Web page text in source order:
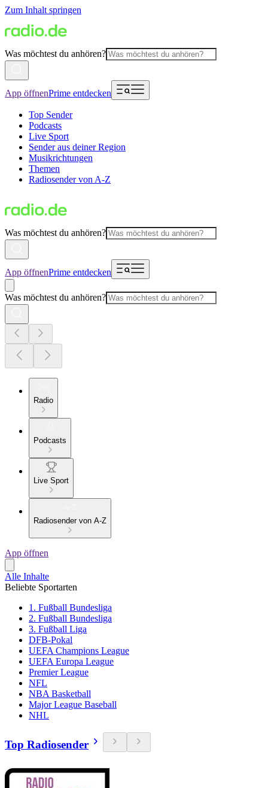
Zum Inhalt springen
Was möchtest du anhören?
App öffnenPrime entdecken
Top Sender
Podcasts
Live Sport
Sender aus deiner Region
Musikrichtungen
Themen
Radiosender von A-Z
Was möchtest du anhören?
App öffnenPrime entdecken
Was möchtest du anhören?
Radio
Podcasts
Live Sport
Radiosender von A-Z
App öffnen
Alle Inhalte
Beliebte Sportarten
1. Fußball Bundesliga
2. Fußball Bundesliga
3. Fußball Liga
DFB-Pokal
UEFA Champions League
UEFA Europa League
Premier League
NFL
NBA Basketball
Major League Baseball
NHL
Top Radiosender